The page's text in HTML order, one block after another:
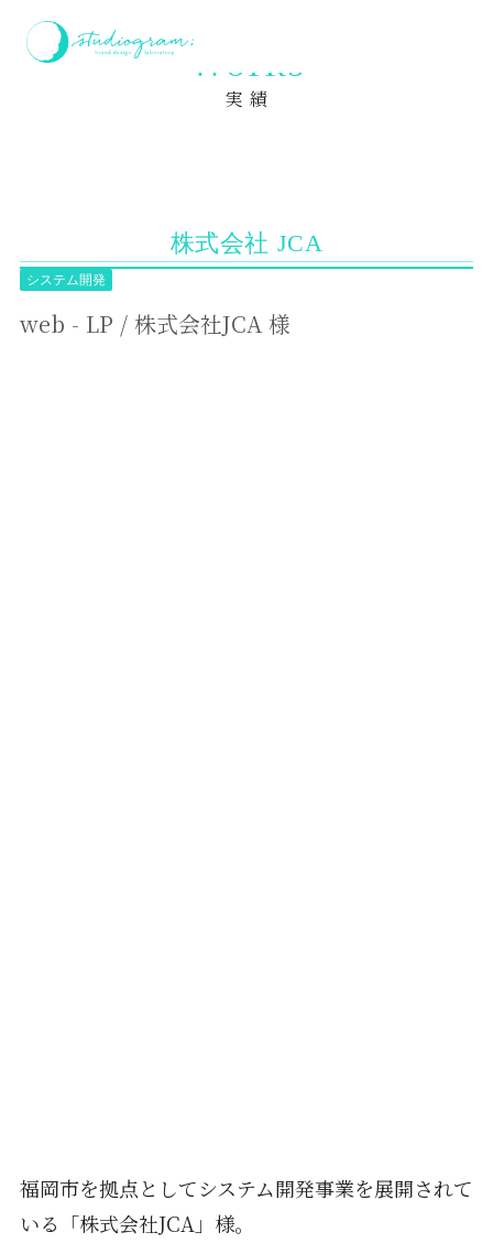
ホーム
Works
実 績
株式会社 JCA
システム開発
web - LP / 株式会社JCA 様
福岡市を拠点としてシステム開発事業を展開されて
いる「株式会社JCA」様。